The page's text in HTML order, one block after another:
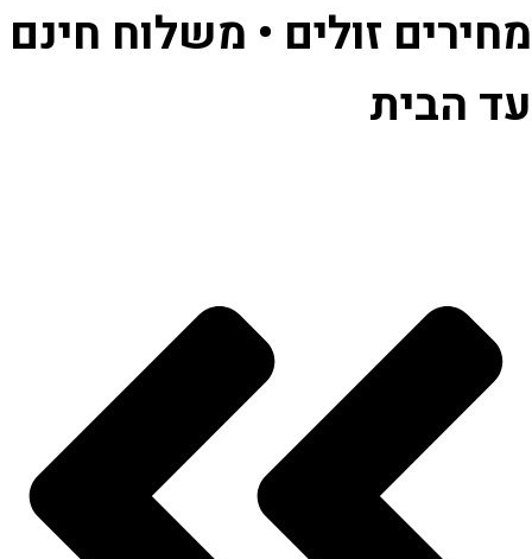
מחירים זולים • משלוח חינם
עד הבית